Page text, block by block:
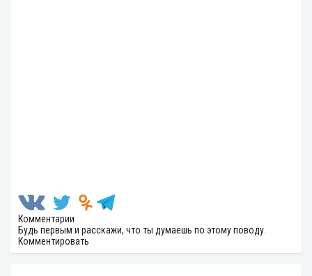
Комментарии
Будь первым и расскажи, что ты думаешь по этому поводу.
Комментировать